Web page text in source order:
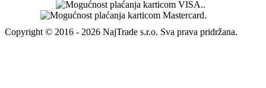
Copyright © 2016 - 2026 NajTrade s.r.o. Sva prava pridržana.